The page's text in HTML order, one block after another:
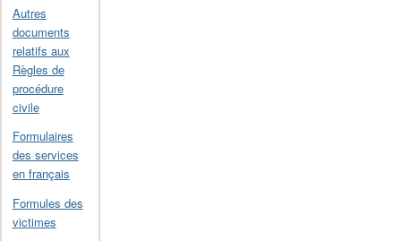
Autres
documents
relatifs aux
Règles de
procédure
civile
Formulaires
des services
en français
Formules des
victimes